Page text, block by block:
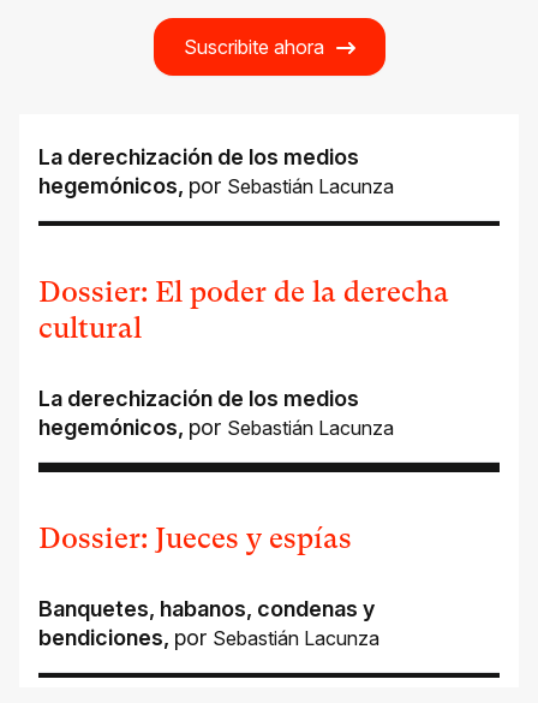
Suscribite ahora
La derechización de los medios
hegemónicos, por Sebastián Lacunza
Dossier: El poder de la derecha
cultural
La derechización de los medios
hegemónicos, por Sebastián Lacunza
Dossier: Jueces y espías
Banquetes, habanos, condenas y
bendiciones, por Sebastián Lacunza